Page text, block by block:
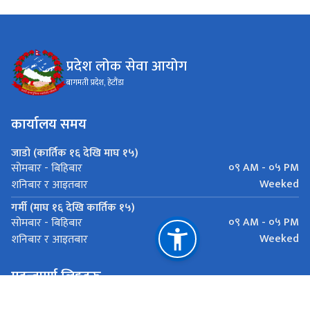
प्रदेश लोक सेवा आयोग
बागमती प्रदेश, हेटौंडा
कार्यालय समय
जाडो (कार्तिक १६ देखि माघ १५)
सोमबार - बिहिबार
०९ AM - ०५ PM
शनिबार र आइतबार
Weeked
गर्मी (माघ १६ देखि कार्तिक १५)
सोमबार - बिहिबार
०९ AM - ०५ PM
शनिबार र आइतबार
Weeked
महत्त्वपूर्ण लिङ्कहरू